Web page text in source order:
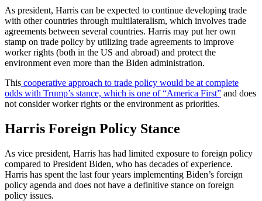
As president, Harris can be expected to continue developing trade
with other countries through multilateralism, which involves trade
agreements between several countries. Harris may put her own
stamp on trade policy by utilizing trade agreements to improve
worker rights (both in the US and abroad) and protect the
environment even more than the Biden administration.
This cooperative approach to trade policy would be at complete
odds with Trump’s stance, which is one of “America First” and does
not consider worker rights or the environment as priorities.
Harris Foreign Policy Stance
As vice president, Harris has had limited exposure to foreign policy
compared to President Biden, who has decades of experience.
Harris has spent the last four years implementing Biden’s foreign
policy agenda and does not have a definitive stance on foreign
policy issues.